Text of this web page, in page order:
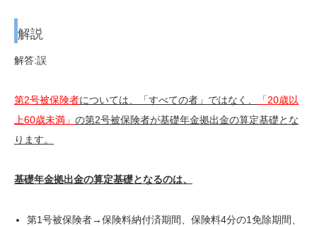
解説
解答:誤
第2号被保険者については、「すべての者」ではなく、
「20歳以
上60歳未満」 の第2号被保険者が基礎年金拠出金の算定基礎とな
ります。
基礎年金拠出金の算定基礎となるのは、
第1号被保険者→保険料納付済期間、保険料4分の1免除期間、